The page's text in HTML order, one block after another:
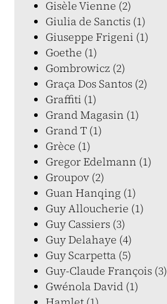
Gisèle Vienne (2)
Giulia de Sanctis (1)
Giuseppe Frigeni (1)
Goethe (1)
Gombrowicz (2)
Graça Dos Santos (2)
Graffiti (1)
Grand Magasin (1)
Grand T (1)
Grèce (1)
Gregor Edelmann (1)
Groupov (2)
Guan Hanqing (1)
Guy Alloucherie (1)
Guy Cassiers (3)
Guy Delahaye (4)
Guy Scarpetta (5)
Guy-Claude François (3)
Gwénola David (1)